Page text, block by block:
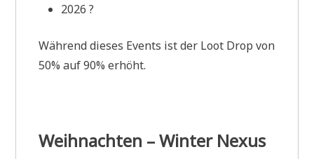
2026 ?
Während dieses Events ist der Loot Drop von
50% auf 90% erhöht.
Weihnachten – Winter Nexus